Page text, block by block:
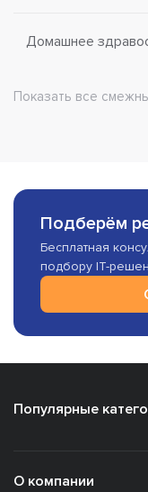
Домашнее
Показать все
Подберём
Бесплатная
подбору IT-
Популярные
О компании